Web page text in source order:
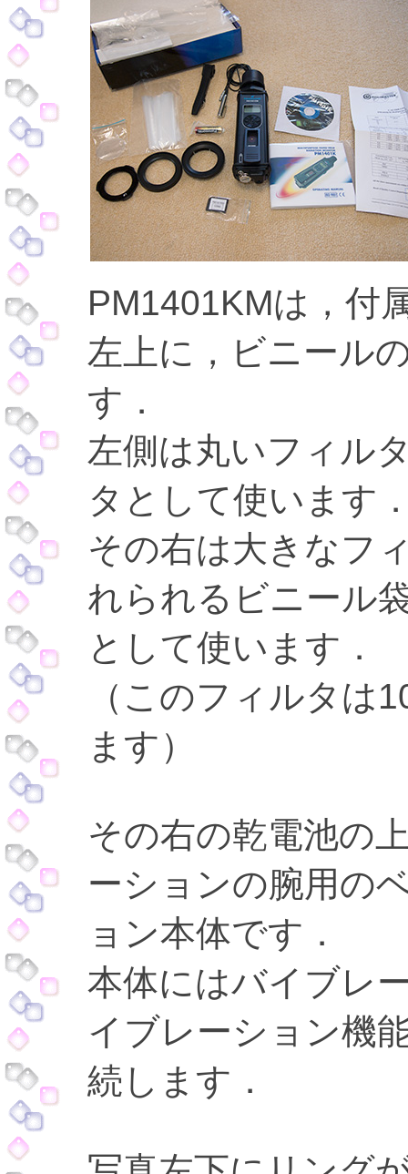
PM1401KMは，付
左上に，ビニール
す．
左側は丸いフィル
タとして使います
その右は大きなフ
れられるビニール
として使います．
（このフィルタは
ます）
その右の乾電池の
ーションの腕用の
ョン本体です．
本体にはバイブレ
イブレーション機
続します．